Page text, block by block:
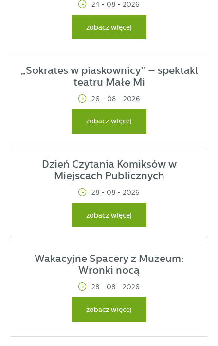
24 - 08 - 2026
zobacz więcej
„Sokrates w piaskownicy” – spektakl
teatru Małe Mi
26 - 08 - 2026
zobacz więcej
Dzień Czytania Komiksów w
Miejscach Publicznych
28 - 08 - 2026
zobacz więcej
Wakacyjne Spacery z Muzeum:
Wronki nocą
28 - 08 - 2026
zobacz więcej